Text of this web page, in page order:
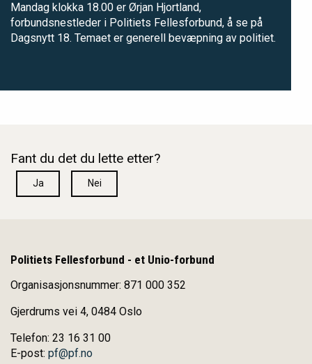
Mandag klokka 18.00 er Ørjan Hjortland,
forbundsnestleder i Politiets Fellesforbund, å se på
Dagsnytt 18. Temaet er generell bevæpning av politiet.
Fant du det du lette etter?
Ja Nei
Politiets Fellesforbund - et Unio-forbund
Organisasjonsnummer: 871 000 352
Gjerdrums vei 4, 0484 Oslo
Telefon: 23 16 31 00
E-post: pf@pf.no